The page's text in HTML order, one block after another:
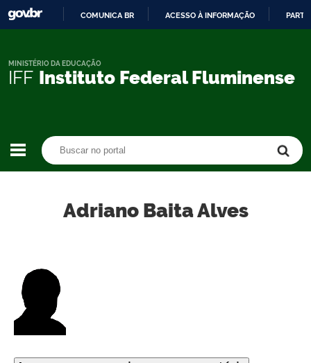
CONTEÚDO
COMUNICA BR ACESSO À INFORMAÇÃO
IFF Instituto Federal Fluminense
MINISTÉRIO DA EDUCAÇÃO
Adriano Baita Alves